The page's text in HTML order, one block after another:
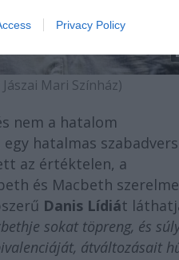
Privacy Policy
Mari Színház)
nem a hatalom
hatalmas
az értéktelen, a
és Macbeth
Danis Lídiát
sokat töpreng, és
átváltozásait